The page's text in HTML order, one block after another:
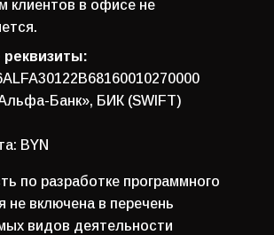
клиентов в офисе не
реквизиты:
Банк», БИК (SWIFT)
BYN
по разработке программного
не включена в перечень
видов деятельности